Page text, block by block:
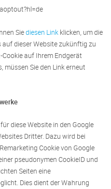
Siediesen Link klicken, um die
dieser Website zukünftig zu
auf Ihrem Endgerät
müssen Sie den Link erneut
diese Website in den Google
Dritter. Dazu wird bei
Cookie von Google
pseudonymen CookieID und
Seiten eine
Dies dient der Wahrung